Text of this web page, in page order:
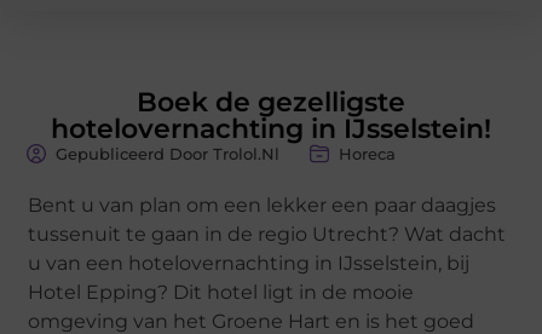
Boek de gezelligste
hotelovernachting in IJsselstein!
Gepubliceerd Door Trolol.nl Horeca
Bent u van plan om een lekker een paar daagjes
tussenuit te gaan in de regio Utrecht? Wat dacht
u van een hotelovernachting in IJsselstein, bij
Hotel Epping? Dit hotel ligt in de mooie
omgeving van het Groene Hart en is het goed